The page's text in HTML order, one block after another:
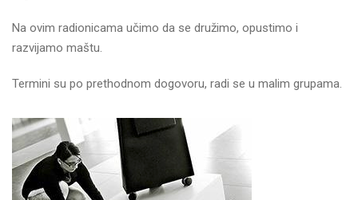
Na ovim radionicama učimo da se družimo, opustimo i
razvijamo maštu.
Termini su po prethodnom dogovoru, radi se u malim grupama.